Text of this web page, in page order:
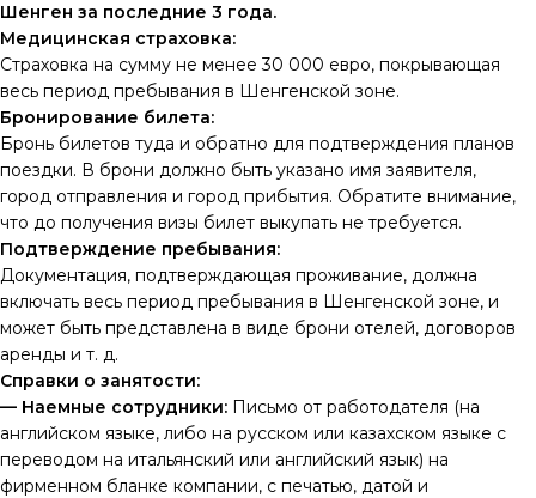
Шенген за последние 3 года.
Медицинская страховка:
Страховка на сумму не менее 30 000 евро, покрывающая
весь период пребывания в Шенгенской зоне.
Бронирование билета:
Бронь билетов туда и обратно для подтверждения планов
поездки. В брони должно быть указано имя заявителя,
город отправления и город прибытия. Обратите внимание,
что до получения визы билет выкупать не требуется.
Подтверждение пребывания:
Документация, подтверждающая проживание, должна
включать весь период пребывания в Шенгенской зоне, и
может быть представлена в виде брони отелей, договоров
аренды и т. д.
Справки о занятости:
— Наемные сотрудники: Письмо от работодателя (на
английском языке, либо на русском или казахском языке с
переводом на итальянский или английский язык) на
фирменном бланке компании, с печатью, датой и